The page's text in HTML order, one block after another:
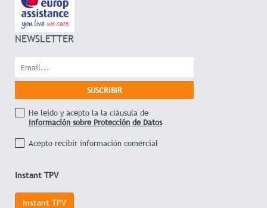
NEWSLETTER
He leído y acepto la la cláusula de
Información sobre Protección de Datos
Acepto recibir información comercial
Instant TPV
Instant TPV